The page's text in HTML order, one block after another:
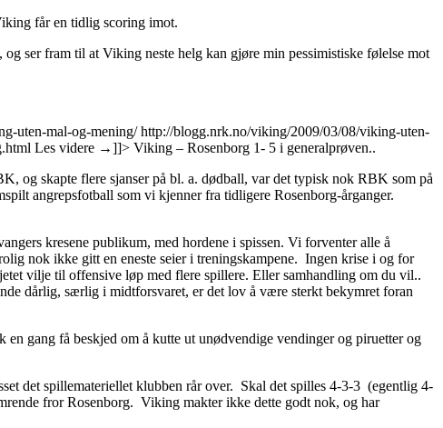
får en tidlig scoring imot.
ser fram til at Viking neste helg kan gjøre min pessimistiske følelse mot
uten-mal-og-mening/http://blogg.nrk.no/viking/2009/03/08/viking-uten-
Les videre →]]> Viking – Rosenborg 1- 5 i generalprøven..
og skapte flere sjanser på bl. a. dødball, var det typisk nok RBK som på
angrepsfotball som vi kjenner fra tidligere Rosenborg-årganger.
kresene publikum, med hordene i spissen. Vi forventer alle å
nok ikke gitt en eneste seier i treningskampene. Ingen krise i og for
vilje til offensive løp med flere spillere. Eller samhandling om du vil..
dårlig, særlig i midtforsvaret, er det lov å være sterkt bekymret foran
gang få beskjed om å kutte ut unødvendige vendinger og piruetter og
det spillemateriellet klubben rår over. Skal det spilles 4-3-3 (egentlig 4-
fror Rosenborg. Viking makter ikke dette godt nok, og har